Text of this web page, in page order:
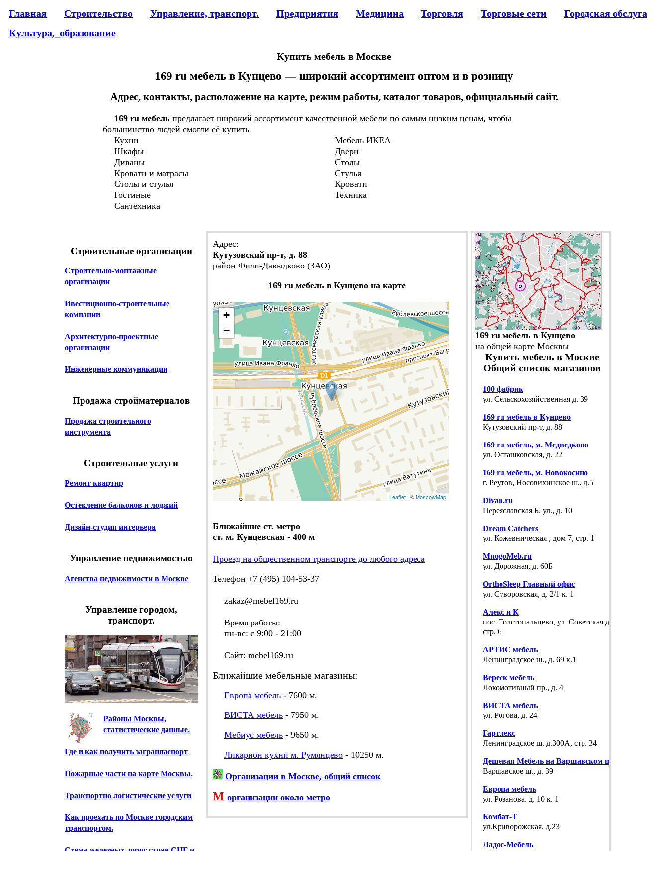
Главная Строительство Управление, транспорт. Предприятия Медицина Торговля Торговые сети
Городская обслуга
Культура,_образование
Купить мебель в Москве
169 ru мебель в Кунцево — широкий ассортимент оптом и в розницу
Адрес, контакты, расположение на карте, режим работы, каталог товаров, официальный сайт.
169 ru мебель предлагает широкий ассортимент качественной мебели по самым низким ценам, чтобы
большинство людей смогли её купить.
Кухни
Шкафы
Диваны
Кровати и матрасы
Столы и стулья
Гостиные
Сантехника
Мебель ИКЕА
Двери
Столы
Стулья
Кровати
Техника
Строительные организации
Строительно-монтажные
организации
Ивестиционно-строительные
компании
Архитектурно-проектные
организации
Инженерные коммуникации
Продажа стройматериалов
Продажа строительного
инструмента
Строительные услуги
Ремонт квартир
Остекление балконов и лоджий
Дизайн-студия интерьера
Управление недвижимостью
Агенства недвижимости в Москве
Управление городом,
транспорт.
Районы Москвы,
статистические данные.
Где и как получить загранпаспорт
Пожарные части на карте Москвы.
Транспортно логистические услуги
Как проехать по Москве городским
транспортом.
Схема железных дорог стран СНГ и
Адрес:
Кутузовский пр-т, д. 88
район Фили-Давыдково (ЗАО)
169 ru мебель в Кунцево на карте
+
−
Leaflet| ©MoscowMap
Ближайшие ст. метро
ст. м. Кунцевская - 400 м
Проезд на общественном транспорте до любого адреса
Телефон +7 (495) 104-53-37
zakaz@mebel169.ru
Время работы:
пн-вс: с 9:00 - 21:00
Сайт: mebel169.ru
Ближайшие мебельные магазины:
Европа мебель - 7600 м.
ВИСТА мебель- 7950 м.
Мебиус мебель- 9650 м.
Ликарион кухни м. Румянцево- 10250 м.
Организации в Москве, общий список
М организации около метро
169 ru мебель в Кунцево
на общей карте Москвы
Купить мебель в Москве
Общий список магазинов
100 фабрик
ул. Сельскохозяйственная д. 39
169 ru мебель в Кунцево
Кутузовский пр-т, д. 88
169 ru мебель, м. Медведково
ул. Осташковская, д. 22
169 ru мебель, м. Новокосино
г. Реутов, Носовихинское ш., д.5
Divan.ru
Переяславская Б. ул., д. 10
Dream Catchers
ул. Кожевническая , дом 7, стр. 1
MnogoMeb.ru
ул. Дорожная, д. 60Б
OrthoSleep Главный офис
ул. Суворовская, д. 2/1 к. 1
Алекс и К
пос. Толстопальцево, ул. Советская д. 1
стр. 6
АРТИС мебель
Ленинградское ш., д. 69 к.1
Вереск мебель
Локомотивный пр., д. 4
ВИСТА мебель
ул. Рогова, д. 24
Гартлекс
Ленинградское ш. д.300А, стр. 34
Дешевая Мебель на Варшавском шоссе
Варшавское ш., д. 39
Европа мебель
ул. Розанова, д. 10 к. 1
Комбат-Т
ул.Криворожская, д.23
Ладос-Мебель